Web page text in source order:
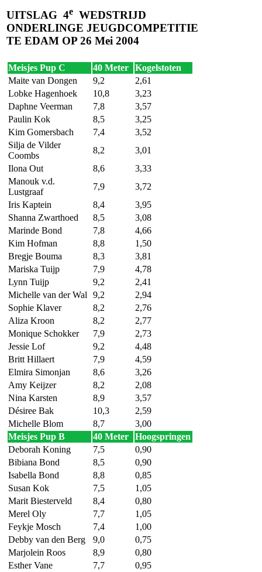
UITSLAG 4e WEDSTRIJD
ONDERLINGE JEUGDCOMPETITIE
TE EDAM OP 26 Mei 2004
Meisjes Pup C 40 Meter
Kogelstoten
Maite van Dongen
9,2
2,61
Lobke Hagenhoek
10,8
3,23
Daphne Veerman
7,8
3,57
Paulin Kok
8,5
3,25
Kim Gomersbach
7,4
3,52
Silja de Vilder
Coombs
8,2
3,01
Ilona Out
8,6
3,33
Manouk v.d.
Lustgraaf
7,9
3,72
Iris Kaptein
8,4
3,95
Shanna Zwarthoed
8,5
3,08
Marinde Bond
7,8
4,66
Kim Hofman
8,8
1,50
Bregje Bouma
8,3
3,81
Mariska Tuijp
7,9
4,78
Lynn Tuijp
9,2
2,41
Michelle van der Wal
9,2
2,94
Sophie Klaver
8,2
2,76
Aliza Kroon
8,2
2,77
Monique Schokker
7,9
2,73
Jessie Lof
9,2
4,48
Britt Hillaert
7,9
4,59
Elmira Simonjan
8,6
3,26
Amy Keijzer
8,2
2,08
Nina Karsten
8,9
3,57
Désiree Bak
10,3
2,59
Michelle Blom
8,7
3,00
Meisjes Pup B
40 Meter
Hoogspringen
Deborah Koning
7,5
0,90
Bibiana Bond
8,5
0,90
Isabella Bond
8,8
0,85
Susan Kok
7,5
1,05
Marit Biesterveld
8,4
0,80
Merel Oly
7,7
1,05
Feykje Mosch
7,4
1,00
Debby van den Berg
9,0
0,75
Marjolein Roos
8,9
0,80
Esther Vane
7,7
0,95